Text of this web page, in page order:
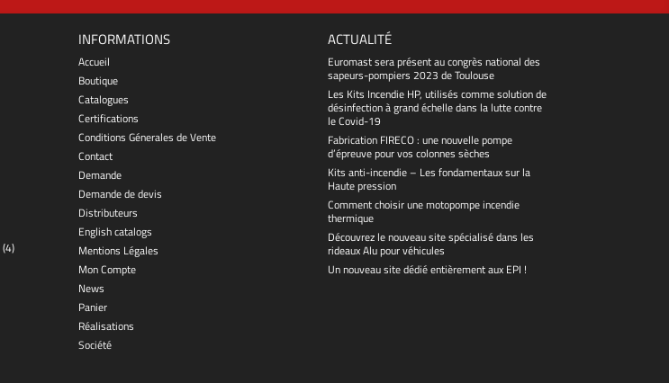
(4)
INFORMATIONS
Accueil
Boutique
Catalogues
Certifications
Conditions Génerales de Vente
Contact
Demande
Demande de devis
Distributeurs
English catalogs
Mentions Légales
Mon Compte
News
Panier
Réalisations
Société
ACTUALITÉ
Euromast sera présent au congrès national des
sapeurs-pompiers 2023 de Toulouse
Les Kits Incendie HP, utilisés comme solution de
désinfection à grand échelle dans la lutte contre
le Covid-19
Fabrication FIRECO : une nouvelle pompe
d’épreuve pour vos colonnes sèches
Kits anti-incendie – Les fondamentaux sur la
Haute pression
Comment choisir une motopompe incendie
thermique
Découvrez le nouveau site spécialisé dans les
rideaux Alu pour véhicules
Un nouveau site dédié entièrement aux EPI !